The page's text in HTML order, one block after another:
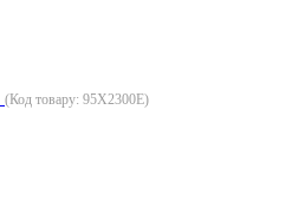
(Код товару: 95X2300E)